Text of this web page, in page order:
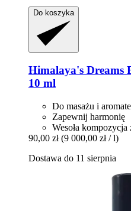
Do koszyka
Himalaya's Dreams
10 ml
Do masażu i
Zapewnij harmonię
Wesoła kompozycja
90,00 zł (9 000,00 zł / l)
Dostawa do 11 sierpnia